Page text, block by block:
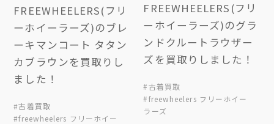
FREEWHEELERS(フリ
ーホイーラーズ)のブレ
ーキマンコート タタン
カブラウンを買取りし
ました！
#古着買取
#freewheelers フリーホイー
FREEWHEELERS(フリ
ーホイーラーズ)のグラ
ンドクルートラウザー
ズを買取りしました！
#古着買取
#freewheelers フリーホイー
ラーズ